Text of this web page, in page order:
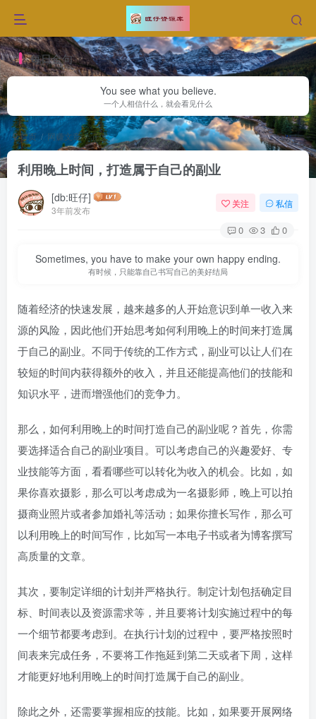
每日金句
You see what you believe.
一个人相信什么，就会看见什么
首页 网赚文章 正文
利用晚上时间，打造属于自己的副业
[db:旺仔]
3年前发布
关注 私信
0 3 0
Sometimes, you have to make your own happy ending.
有时候，只能靠自己书写自己的美好结局
随着经济的快速发展，越来越多的人开始意识到单一收入来
源的风险，因此他们开始思考如何利用晚上的时间来打造属
于自己的副业。不同于传统的工作方式，副业可以让人们在
较短的时间内获得额外的收入，并且还能提高他们的技能和
知识水平，进而增强他们的竞争力。
那么，如何利用晚上的时间打造自己的副业呢？首先，你需
要选择适合自己的副业项目。可以考虑自己的兴趣爱好、专
业技能等方面，看看哪些可以转化为收入的机会。比如，如
果你喜欢摄影，那么可以考虑成为一名摄影师，晚上可以拍
摄商业照片或者参加婚礼等活动；如果你擅长写作，那么可
以利用晚上的时间写作，比如写一本电子书或者为博客撰写
高质量的文章。
其次，要制定详细的计划并严格执行。制定计划包括确定目
标、时间表以及资源需求等，并且要将计划实施过程中的每
一个细节都要考虑到。在执行计划的过程中，要严格按照时
间表来完成任务，不要将工作拖延到第二天或者下周，这样
才能更好地利用晚上的时间打造属于自己的副业。
除此之外，还需要掌握相应的技能。比如，如果要开展网络